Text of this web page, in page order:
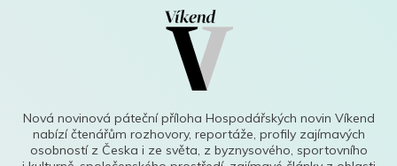
Nová novinová páteční příloha Hospodářských novin Víkend
nabízí čtenářům rozhovory, reportáže, profily zajímavých
osobností z Česka i ze světa, z byznysového, sportovního